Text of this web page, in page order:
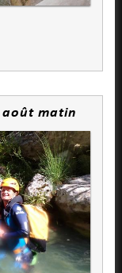
août matin